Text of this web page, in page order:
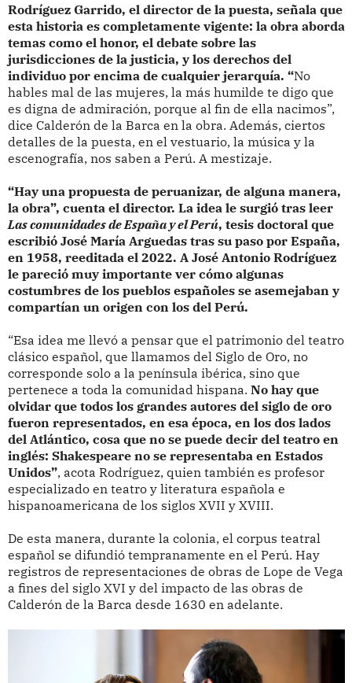
Rodríguez Garrido, el director de la puesta, señala que
esta historia es completamente vigente: la obra aborda
temas como el honor, el debate sobre las
jurisdicciones de la justicia, y los derechos del
individuo por encima de cualquier jerarquía. “No
hables mal de las mujeres, la más humilde te digo que
es digna de admiración, porque al fin de ella nacimos”,
dice Calderón de la Barca en la obra. Además, ciertos
detalles de la puesta, en el vestuario, la música y la
escenografía, nos saben a Perú. A mestizaje.
“Hay una propuesta de peruanizar, de alguna manera,
la obra”, cuenta el director. La idea le surgió tras leer
Las comunidades de España y el Perú, tesis doctoral que
escribió José María Arguedas tras su paso por España,
en 1958, reeditada el 2022. A José Antonio Rodríguez
le pareció muy importante ver cómo algunas
costumbres de los pueblos españoles se asemejaban y
compartían un origen con los del Perú.
“Esa idea me llevó a pensar que el patrimonio del teatro
clásico español, que llamamos del Siglo de Oro, no
corresponde solo a la península ibérica, sino que
pertenece a toda la comunidad hispana. No hay que
olvidar que todos los grandes autores del siglo de oro
fueron representados, en esa época, en los dos lados
del Atlántico, cosa que no se puede decir del teatro en
inglés: Shakespeare no se representaba en Estados
Unidos”, acota Rodríguez, quien también es profesor
especializado en teatro y literatura española e
hispanoamericana de los siglos XVII y XVIII.
De esta manera, durante la colonia, el corpus teatral
español se difundió tempranamente en el Perú. Hay
registros de representaciones de obras de Lope de Vega
a fines del siglo XVI y del impacto de las obras de
Calderón de la Barca desde 1630 en adelante.